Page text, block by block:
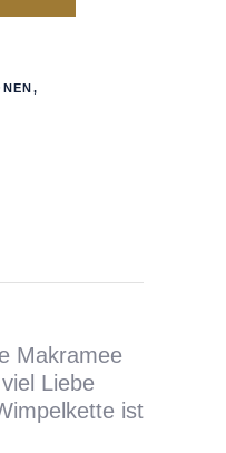
,
Makramee
Liebe
ist